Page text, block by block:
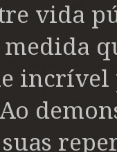
vida
incrível